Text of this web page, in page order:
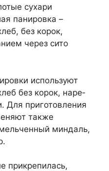
сухари
панировка –
без корок,
через сито
используют
без корок, наре­
Для приготовления
также
миндаль,
прикрепилась,